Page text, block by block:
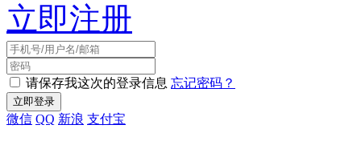
立即注册
请保存我这次的登录信息 忘记密码？
微信 QQ 新浪 支付宝